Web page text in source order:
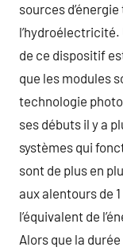
sources
de ce dispositif
que les modules
technologie
ses débuts il y a
systèmes qui
sont de plus en
aux alentours de
l’équivalent de
Alors que la